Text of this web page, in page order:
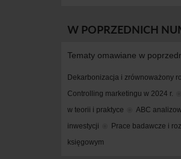
W POPRZEDNICH
Tematy omawiane w
Dekarbonizacja i zrównoważony
Controlling marketingu w 2024 r.
w teorii i praktyce
ABC
inwestycji
Prace badawcze i
księgowym